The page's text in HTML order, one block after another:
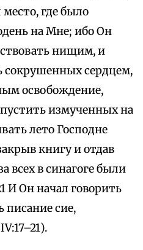
где было
на Мне; ибо Он
нищим, и
сокрушенных сердцем,
освобождение,
измученных на
лето Господне
книгу и отдав
всех в синагоге были
И Он начал говорить
сие,